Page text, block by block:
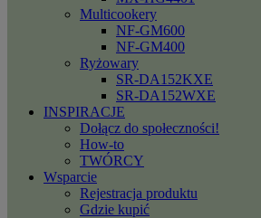
Multicookery
NF-GM600
NF-GM400
Ryżowary
SR-DA152KXE
SR-DA152WXE
INSPIRACJE
Dołącz do społeczności!
How-to
TWÓRCY
Wsparcie
Rejestracja produktu
Gdzie kupić